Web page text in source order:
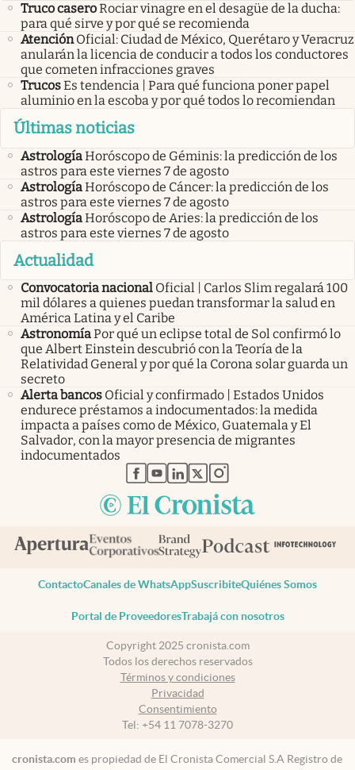
Truco caseroRociar vinagre en el desagüe de la ducha:
para qué sirve y por qué se recomienda
Atención Oficial: Ciudad de México, Querétaro y Veracruz
anularán la licencia de conducir a todos los conductores
que cometen infracciones graves
TrucosEs tendencia | Para qué funciona poner papel
aluminio en la escoba y por qué todos lo recomiendan
Últimas noticias
AstrologíaHoróscopo de Géminis: la predicción de los
astros para este viernes 7 de agosto
AstrologíaHoróscopo de Cáncer: la predicción de los
astros para este viernes 7 de agosto
AstrologíaHoróscopo de Aries: la predicción de los
astros para este viernes 7 de agosto
Actualidad
Convocatoria nacional Oficial | Carlos Slim regalará 100
mil dólares a quienes puedan transformar la salud en
América Latina y el Caribe
AstronomíaPor qué un eclipse total de Sol confirmó lo
que Albert Einstein descubrió con la Teoría de la
Relatividad General y por qué la Corona solar guarda un
secreto
Alerta bancos Oficial y confirmado | Estados Unidos
endurece préstamos a indocumentados: la medida
impacta a países como de México, Guatemala y El
Salvador, con la mayor presencia de migrantes
indocumentados
abre en nueva pestaña
abre en nueva pestaña
abre en nueva pestaña
abre en nueva pestaña
abre en nueva pestaña
ContactoCanales de WhatsAppSuscribiteQuiénes Somos
Portal de ProveedoresTrabajá con nosotros
Copyright 2025 cronista.com
Todos los derechos reservados
Términos y condiciones
Privacidad
Consentimiento
Tel: +54 11 7078-3270
cronista.com es propiedad de El Cronista Comercial S.A Registro de